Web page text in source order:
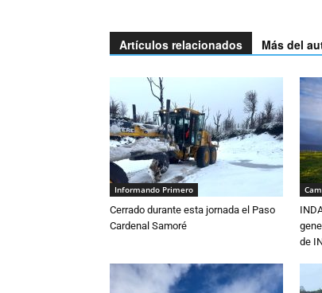
Artículos relacionados Más del
Informando Primero
Cerrado durante esta jornada el Paso
Cardenal Samoré
de